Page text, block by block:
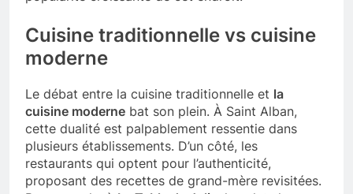
Cuisine traditionnelle vs cuisine
moderne
Le débat entre la cuisine traditionnelle et la
cuisine moderne bat son plein. À Saint Alban,
cette dualité est palpablement ressentie dans
plusieurs établissements. D’un côté, les
restaurants qui optent pour l’authenticité,
proposant des recettes de grand-mère revisitées.